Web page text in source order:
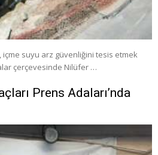
suyu arz güvenliğini tesis etmek
çerçevesinde Nilüfer …
Prens Adaları’nda